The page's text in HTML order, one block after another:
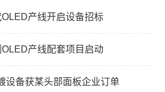
产线开启设备招标
产线配套项目启动
设备获某头部面板企业订单